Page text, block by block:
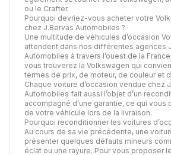
ou le Crafter.
Pourquoi devriez-vous acheter votre
chez J.Bervas Automobiles ?
Une multitude de véhicules d’occasion
attendent dans nos différentes agences
Automobiles à travers l’ouest de la
vous trouverez la Volkswagen qui
termes de prix, de moteur, de couleur et
Chaque voiture d’occasion vendue chez
Automobiles fait aussi l’objet d’un
accompagné d’une garantie, ce qui vous
de votre véhicule lors de la livraison.
Pourquoi reconditionner les voitures
Au cours de sa vie précédente, une
présenter quelques défauts mineurs
éclat ou une rayure. Pour vous proposer